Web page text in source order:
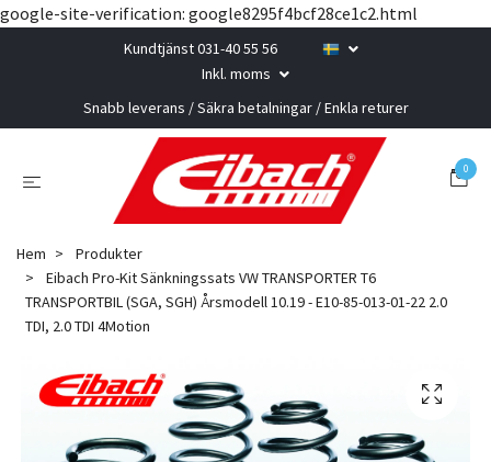
google-site-verification: google8295f4bcf28ce1c2.html
Kundtjänst 031-40 55 56
Inkl. moms
Snabb leverans / Säkra betalningar / Enkla returer
0
Hem
Produkter
Eibach Pro-Kit Sänkningssats VW TRANSPORTER T6
TRANSPORTBIL (SGA, SGH) Årsmodell 10.19 - E10-85-013-01-22 2.0
TDI, 2.0 TDI 4Motion